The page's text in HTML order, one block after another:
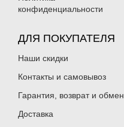
разборная 36 г (10 шт)
Вес грузила: 36 г
конфиденциальности
ДЛЯ ПОКУПАТЕЛЯ
Наши скидки
Контакты и самовывоз
Гарантия, возврат и обмен
Доставка